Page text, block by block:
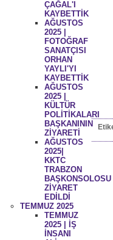
ÇAĞAL'I
KAYBETTİK
AĞUSTOS
2025 |
FOTOĞRAF
SANATÇISI
ORHAN
YAYLI'YI
KAYBETTİK
AĞUSTOS
2025 |
KÜLTÜR
POLİTİKALARI
BAŞKANININ
ZİYARETİ
AĞUSTOS
2025|
KKTC
TRABZON
BAŞKONSOLOSU
ZİYARET
EDİLDİ
TEMMUZ 2025
TEMMUZ
2025 | İŞ
İNSANI